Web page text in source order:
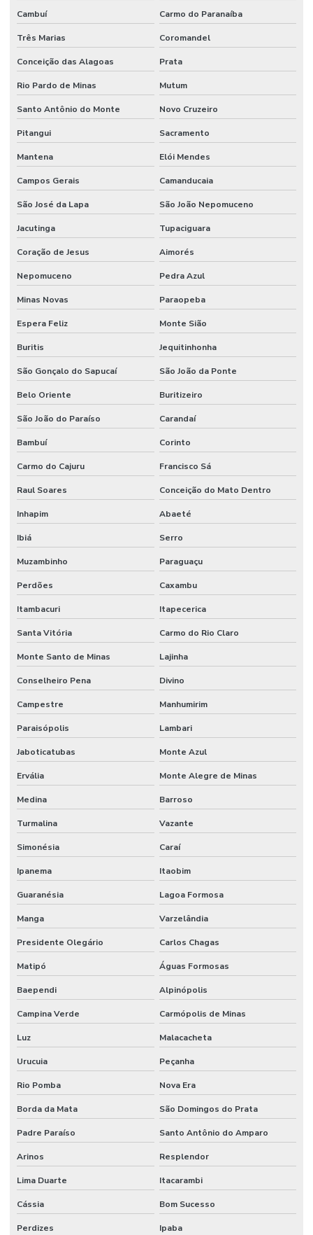
Serviços de manutenção industrial
Sistema de manutenção industrial
Cambuí Carmo do Paranaíba
Três Marias Coromandel
Conceição das Alagoas Prata
Rio Pardo de Minas Mutum
Santo Antônio do Monte Novo Cruzeiro
Pitangui Sacramento
Mantena Elói Mendes
Campos Gerais Camanducaia
São José da Lapa São João Nepomuceno
Jacutinga Tupaciguara
Coração de Jesus Aimorés
Nepomuceno Pedra Azul
Minas Novas Paraopeba
Espera Feliz Monte Sião
Buritis Jequitinhonha
São Gonçalo do Sapucaí São João da Ponte
Belo Oriente Buritizeiro
São João do Paraíso Carandaí
Bambuí Corinto
Carmo do Cajuru Francisco Sá
Raul Soares Conceição do Mato Dentro
Inhapim Abaeté
Ibiá Serro
Muzambinho Paraguaçu
Perdões Caxambu
Itambacuri Itapecerica
Santa Vitória Carmo do Rio Claro
Monte Santo de Minas Lajinha
Conselheiro Pena Divino
Campestre Manhumirim
Paraisópolis Lambari
Jaboticatubas Monte Azul
Ervália Monte Alegre de Minas
Medina Barroso
Turmalina Vazante
Simonésia Caraí
Ipanema Itaobim
Guaranésia Lagoa Formosa
Manga Varzelândia
Presidente Olegário Carlos Chagas
Matipó Águas Formosas
Baependi Alpinópolis
Campina Verde Carmópolis de Minas
Luz Malacacheta
Urucuia Peçanha
Rio Pomba Nova Era
Borda da Mata São Domingos do Prata
Padre Paraíso Santo Antônio do Amparo
Arinos Resplendor
Lima Duarte Itacarambi
Cássia Bom Sucesso
Perdizes Ipaba